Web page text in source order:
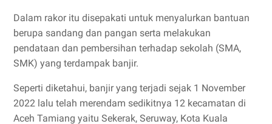
Dalam rakor itu disepakati untuk menyalurkan bantuan
berupa sandang dan pangan serta melakukan
pendataan dan pembersihan terhadap sekolah (SMA,
SMK) yang terdampak banjir.
Seperti diketahui, banjir yang terjadi sejak 1 November
2022 lalu telah merendam sedikitnya 12 kecamatan di
Aceh Tamiang yaitu Sekerak, Seruway, Kota Kuala